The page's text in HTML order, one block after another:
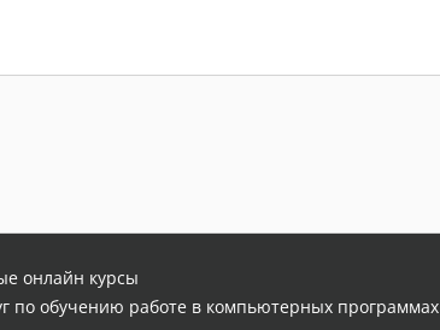
онлайн курсы
по обучению работе в компьютерных программах